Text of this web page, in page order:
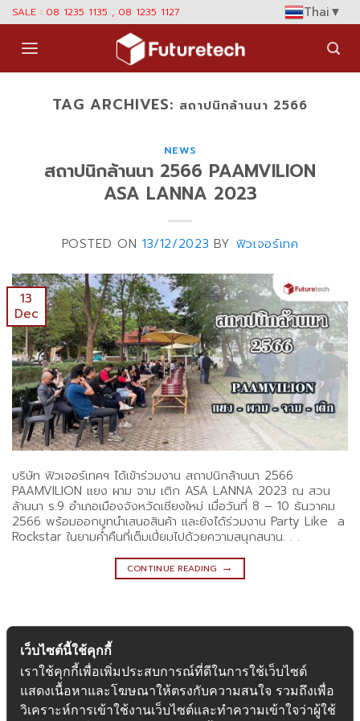
Skip
content
SALE : 08 1235 1135 , 08 1235 1127 Thai▼
TAG ARCHIVES: สถาปนิกล้านนา 2566
NEWS
สถาปนิกล้านนา 2566 PAAMVILION
ASA LANNA 2023
POSTED ON 13/12/2023 BY ฟิวเจอร์เทค
13
Dec
บริษัท ฟิวเจอร์เทคฯ ได้เข้าร่วมงาน สถาปนิกล้านนา 2566
PAAMVILION แยง ผาม จาม เติก ASA LANNA 2023 ณ สวน
ล้านนา ร.9 อำเภอเมืองจังหวัดเชียงใหม่ เมื่อวันที่ 8 – 10 ธันวาคม
2566 พร้อมออกบูทนำเสนอสินค้า และยังได้ร่วมงาน Party Like a
Rockstar ในยามค่ำคืนที่เต็มเปี่ยมไปด้วยความสนุกสนาน. . .
CONTINUE READING →
เว็บไซต์นี้ใช้คุกกี้
เราใช้คุกกี้เพื่อเพิ่มประสบการณ์ที่ดีในการใช้เว็บไซต์
แสดงเนื้อหาและโฆษณาให้ตรงกับความสนใจ รวมถึงเพื่อ
วิเคราะห์การเข้าใช้งานเว็บไซต์และทำความเข้าใจว่าผู้ใช้